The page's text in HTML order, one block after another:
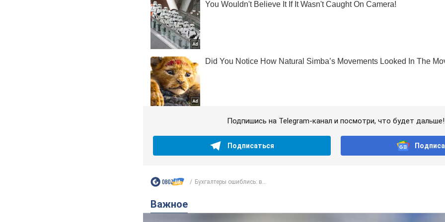
Подпишись на Telegram-канал и посмотри, что будет дальше!
Подписаться
Бухгалтеры ошиблись: в...
Важное